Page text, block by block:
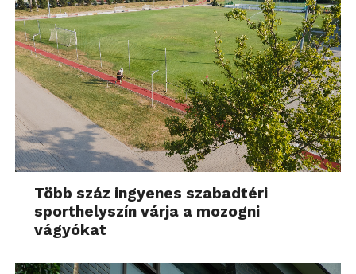
Több száz ingyenes szabadtéri
sporthelyszín várja a mozogni
vágyókat